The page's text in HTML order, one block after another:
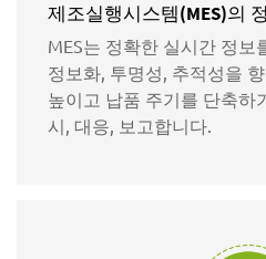
제조실행시스템(MES)의
MES는 정확한 실시간 정보
정보화, 투명성, 추적성을
높이고 납품 주기를 단축하
시, 대응, 보고합니다.